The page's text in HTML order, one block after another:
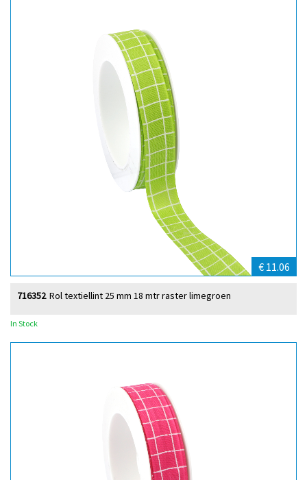
€ 11.06
Rol textiellint 25 mm 18 mtr raster limegroen
716352
In Stock